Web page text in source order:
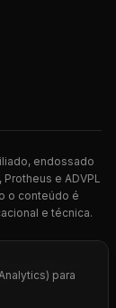
endossado
e ADVPL
o conteúdo é
e técnica.
para